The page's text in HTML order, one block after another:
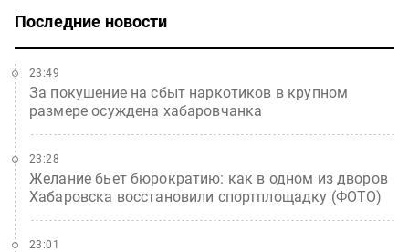
Последние новости
За покушение на сбыт наркотиков в крупном
размере осуждена хабаровчанка
23:49
Желание бьет бюрократию: как в одном из дворов
Хабаровска восстановили спортплощадку (ФОТО)
23:28
23:01